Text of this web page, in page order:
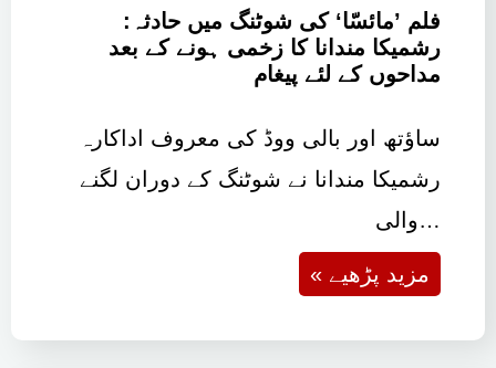
فلم ’مائسّا‘ کی شوٹنگ میں حادثہ:
رشمیکا مندانا کا زخمی ہونے کے بعد
مداحوں کے لئے پیغام
ساؤتھ اور بالی ووڈ کی معروف اداکارہ
رشمیکا مندانا نے شوٹنگ کے دوران لگنے
والی…
« مزید پڑھیے